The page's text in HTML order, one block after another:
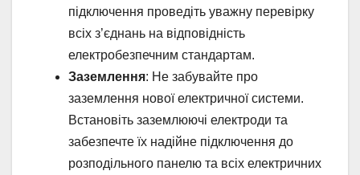
підключення проведіть уважну перевірку
всіх з’єднань на відповідність
електробезпечним стандартам.
Заземлення: Не забувайте про
заземлення нової електричної системи.
Встановіть заземлюючі електроди та
забезпечте їх надійне підключення до
розподільного панелю та всіх електричних